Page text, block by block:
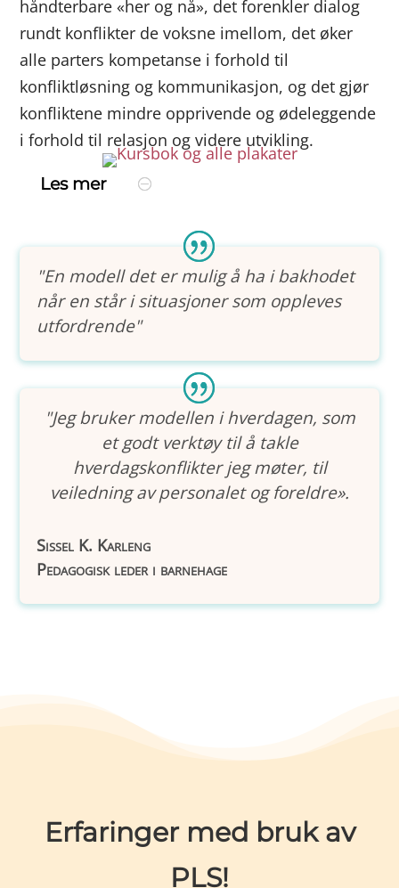
håndterbare «her og nå», det forenkler dialog
rundt konflikter de voksne imellom, det øker
alle parters kompetanse i forhold til
konfliktløsning og kommunikasjon, og det gjør
konfliktene mindre opprivende og ødeleggende
i forhold til relasjon og videre utvikling.
Les mer
"Jeg bruker modellen i hverdagen, som
et godt verktøy til å takle
hverdagskonflikter jeg møter, til
veiledning av personalet og foreldre».
Sissel K. Karleng
Pedagogisk leder i barnehage
"En modell det er mulig å ha i bakhodet
når en står i situasjoner som oppleves
utfordrende"
Erfaringer med bruk av
PLS!